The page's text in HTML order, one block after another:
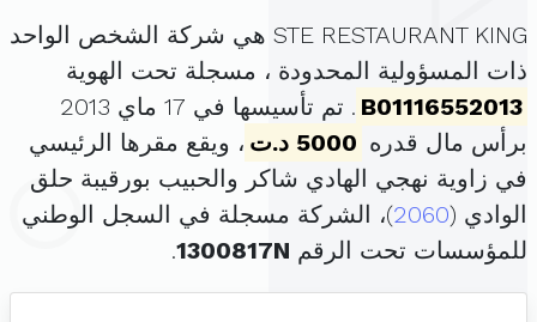
STE RESTAURANT KING هي شركة الشخص الواحد
ذات المسؤولية المحدودة ، مسجلة تحت الهوية
B01116552013
. تم تأسيسها في 17 ماي 2013
برأس مال قدره 5000 د.ت
، ويقع مقرها الرئيسي
في زاوية نهجي الهادي شاكر والحبيب بورقيبة حلق
الوادي (2060)، الشركة مسجلة في السجل الوطني
للمؤسسات تحت الرقم 1300817N
.